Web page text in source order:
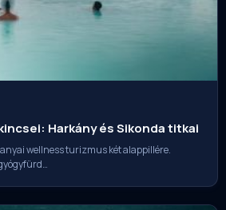
Harkány és Sikonda titkai
wellness turizmus két alappillére.